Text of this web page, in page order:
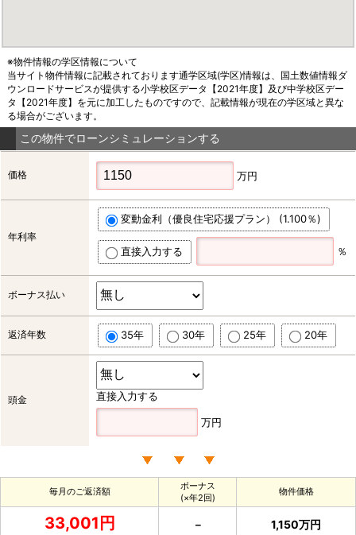
※物件情報の学区情報について
当サイト物件情報に記載されております通学区域(学区)情報は、国土数値情報ダ
ウンロードサービスが提供する小学校区データ【2021年度】及び中学校区デー
タ【2021年度】を元に加工したものですので、記載情報が現在の学区域と異な
る場合がございます。
この物件でローンシミュレーションする
価格 万円
年利率
変動金利（優良住宅応援プラン） (1.100％)
直接入力する ％
ボーナス払い
返済年数 35年 30年 25年 20年
頭金 直接入力する
万円
毎月のご返済額
ボーナス
(×年2回)
物件価格
33,001円 － 1,150万円